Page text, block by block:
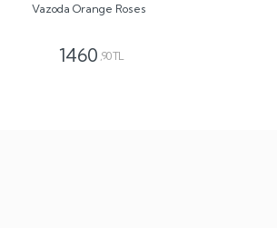
Vazoda Orange Roses
1460 ,90 TL